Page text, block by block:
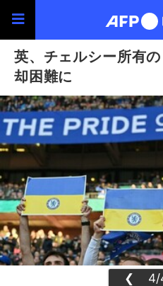
英、チェルシー所有
却困難に
❮ 4/